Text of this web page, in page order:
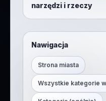
narzędzi i rzeczy
Nawigacja
Strona miasta
Wszystkie kategorie w